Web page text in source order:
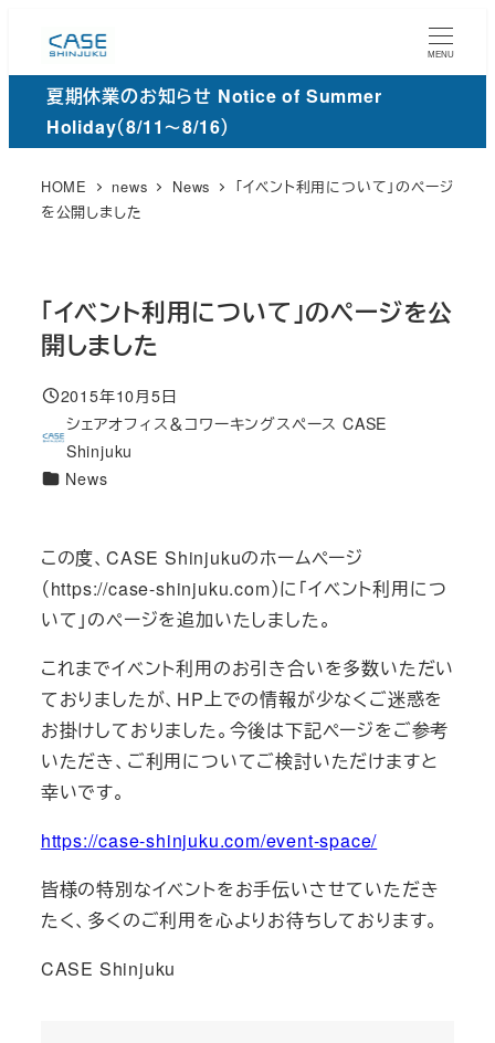
ン
MENU
夏期休業のお知らせ Notice of Summer
Holiday（8/11～8/16）
HOME news News
「イベント利用について」のページ
を公開しました
「イベント利用について」のページを公
開しました
投稿日
2015年10月5日
著
者
シェアオフィス＆コワーキングスペース CASE
Shinjuku
カ
リ
ー
News
この度、CASE Shinjukuのホームページ
（https://case-shinjuku.com）に「イベント利用につ
いて」のページを追加いたしました。
これまでイベント利用のお引き合いを多数いただい
ておりましたが、HP上での情報が少なくご迷惑を
お掛けしておりました。今後は下記ページをご参考
いただき、ご利用についてご検討いただけますと
幸いです。
https://case-shinjuku.com/event-space/
皆様の特別なイベントをお手伝いさせていただき
たく、多くのご利用を心よりお待ちしております。
CASE Shinjuku